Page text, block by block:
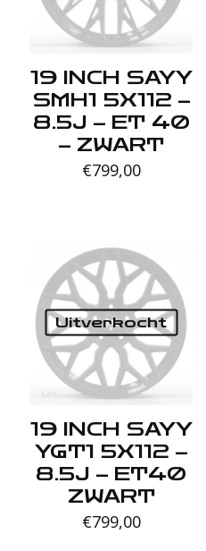
19 INCH SAYY
SMH1 5X112 –
8.5J – ET 40
– ZWART
€799,00
Uitverkocht
19 INCH SAYY
YGT1 5X112 –
8.5J – ET40
ZWART
€799,00